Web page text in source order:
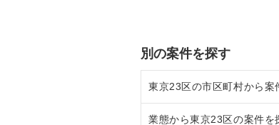
別の案件を探す
東京23区の市区町村から案
目黒区の飲食店の居抜き
業態から東京23区の案件を